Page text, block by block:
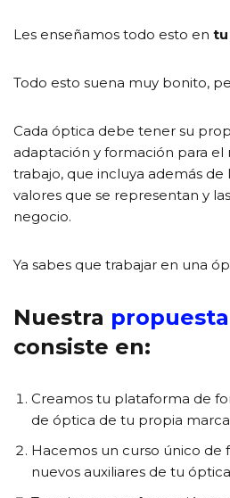
Les enseñamos todo esto en
Todo esto suena muy bonito,
Cada óptica debe tener su
adaptación y formación para el
trabajo, que incluya además de
valores que se representan y
negocio.
Ya sabes que trabajar en una
Nuestra
consiste en:
Creamos tu plataforma de
de óptica de tu propia
Hacemos un curso único de
nuevos auxiliares de tu